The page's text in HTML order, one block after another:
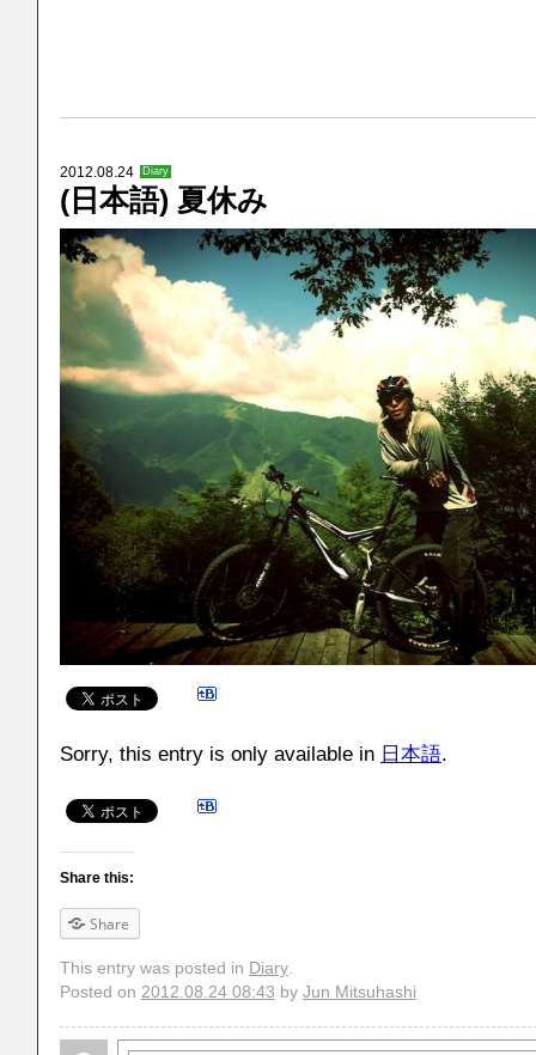
2012.08.24 Diary
(日本語) 夏休み
Sorry, this entry is only available in 日本語.
Share this:
Share
This entry was posted in Diary
Posted on 2012.08.24 08:43 by Jun Mitsuhashi